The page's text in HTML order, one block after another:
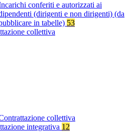
conferiti e autorizzati ai
(dirigenti e non dirigenti) (da
in tabelle) 53
collettiva
collettiva
integrativa 12